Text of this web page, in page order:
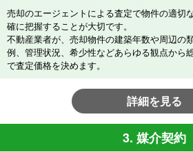
売却のエージェントによる査定で物件の適切
確に把握することが大切です。
不動産業者が、売却物件の建築年数や周辺の
例、管理状況、希少性などあらゆる観点から
で査定価格を決めます。
詳細を見る
3. 媒介契約